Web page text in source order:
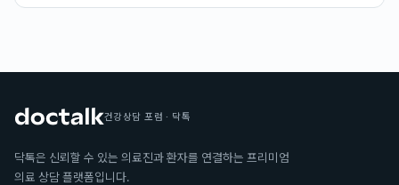
건강상담 포럼 · 닥톡
닥톡은 신뢰할 수 있는 의료진과 환자를 연결하는 프리미엄
의료 상담 플랫폼입니다.